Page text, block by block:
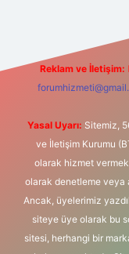
Reklam ve İletişim:
Yasal Uyarı: Sitemiz,
ve İletişim Kurumu
olarak hizmet
olarak denetleme veya
Ancak, üyelerimiz
siteye üye olarak bu
sitesi, herhangi bir